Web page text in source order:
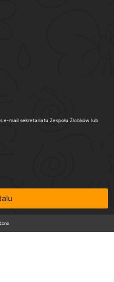
mail sekretariatu Zespołu Żłobków lub